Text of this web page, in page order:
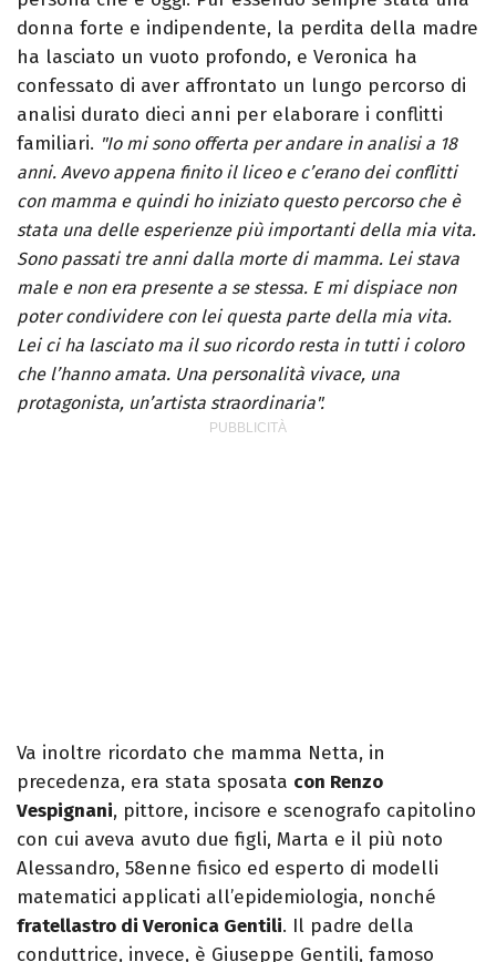
donna forte e indipendente, la perdita della madre
ha lasciato un vuoto profondo, e Veronica ha
confessato di aver affrontato un lungo percorso di
analisi durato dieci anni per elaborare i conflitti
familiari. "Io mi sono offerta per andare in analisi a 18
anni. Avevo appena finito il liceo e c’erano dei conflitti
con mamma e quindi ho iniziato questo percorso che è
stata una delle esperienze più importanti della mia vita.
Sono passati tre anni dalla morte di mamma. Lei stava
male e non era presente a se stessa. E mi dispiace non
poter condividere con lei questa parte della mia vita.
Lei ci ha lasciato ma il suo ricordo resta in tutti i coloro
che l’hanno amata. Una personalità vivace, una
protagonista, un’artista straordinaria".
Va inoltre ricordato che mamma Netta, in
precedenza, era stata sposata con Renzo
Vespignani, pittore, incisore e scenografo capitolino
con cui aveva avuto due figli, Marta e il più noto
Alessandro, 58enne fisico ed esperto di modelli
matematici applicati all’epidemiologia, nonché
fratellastro di Veronica Gentili. Il padre della
conduttrice, invece, è Giuseppe Gentili, famoso